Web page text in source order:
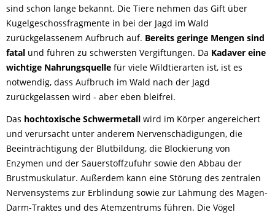
sind schon lange bekannt. Die Tiere nehmen das Gift über
Kugelgeschossfragmente in bei der Jagd im Wald
zurückgelassenem Aufbruch auf. Bereits geringe Mengen sind
fatal und führen zu schwersten Vergiftungen. Da Kadaver eine
wichtige Nahrungsquelle für viele Wildtierarten ist, ist es
notwendig, dass Aufbruch im Wald nach der Jagd
zurückgelassen wird - aber eben bleifrei.
Das hochtoxische Schwermetall wird im Körper angereichert
und verursacht unter anderem Nervenschädigungen, die
Beeinträchtigung der Blutbildung, die Blockierung von
Enzymen und der Sauerstoffzufuhr sowie den Abbau der
Brustmuskulatur. Außerdem kann eine Störung des zentralen
Nervensystems zur Erblindung sowie zur Lähmung des Magen-
Darm-Traktes und des Atemzentrums führen. Die Vögel